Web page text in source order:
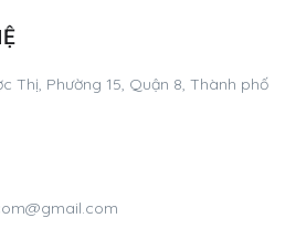
Thị, Phường 15, Quận 8, Thành phố